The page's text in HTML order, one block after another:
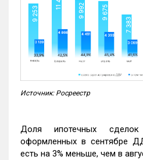
Источник: Росреестр
Доля ипотечных
оформленных в сентябре
есть на 3% меньше, чем в